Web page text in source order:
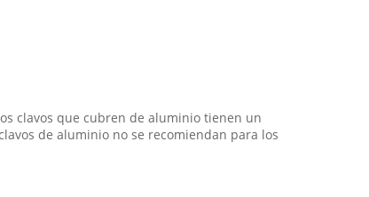
clavos que cubren de aluminio tienen un
de aluminio no se recomiendan para los